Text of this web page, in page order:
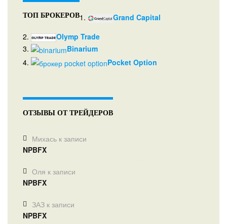
ТОП БРОКЕРОВ1.
Grand Capital
2.
Olymp Trade
3.
Binarium
4.
Pocket Option
ОТЗЫВЫ ОТ ТРЕЙДЕРОВ
Михась к записи
NPBFX
Оля к записи
NPBFX
ЗАЗ к записи
NPBFX